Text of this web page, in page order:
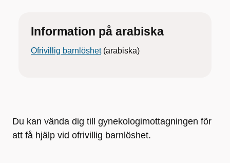
Information på arabiska
Ofrivillig barnlöshet(arabiska)
Du kan vända dig till gynekologimottagningen för
att få hjälp vid ofrivillig barnlöshet.